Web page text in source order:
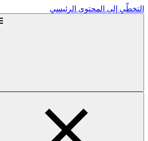
التخطّي إلى المحتوى الرئيسي